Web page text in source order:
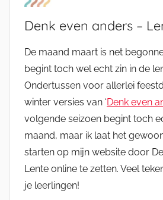
Denk even anders –
De maand maart is net
begint toch wel echt zin in de
Ondertussen voor allerlei
winter versies van ‘Denk even
volgende seizoen begint toch
maand, maar ik laat het
starten op mijn website door
Lente online te zetten. Veel
je leerlingen!